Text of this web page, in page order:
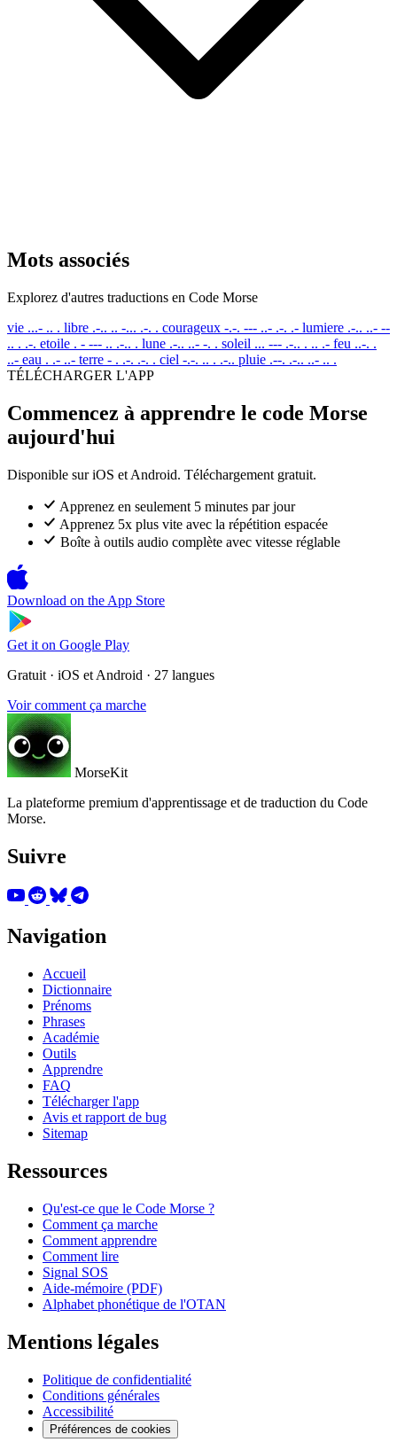
Mots associés
Explorez d'autres traductions en Code Morse
vie ...- .. . libre .-.. .. -... .-. . courageux -.-. --- ..- .-. .- lumiere .-.. ..- --
.. . .-. etoile . - --- .. .-.. . lune .-.. ..- -. . soleil ... --- .-.. . .. .- feu ..-. .
..- eau . .- ..- terre - . .-. .-. . ciel -.-. .. . .-.. pluie .--. .-.. ..- .. .
TÉLÉCHARGER L'APP
Commencez à apprendre le code Morse
aujourd'hui
Disponible sur iOS et Android. Téléchargement gratuit.
Apprenez en seulement 5 minutes par jour
Apprenez 5x plus vite avec la répétition espacée
Boîte à outils audio complète avec vitesse réglable
Download on the App Store
Get it on Google Play
Gratuit · iOS et Android · 27 langues
Voir comment ça marche
MorseKit
La plateforme premium d'apprentissage et de traduction du Code
Morse.
Suivre
Navigation
Accueil
Dictionnaire
Prénoms
Phrases
Académie
Outils
Apprendre
FAQ
Télécharger l'app
Avis et rapport de bug
Sitemap
Ressources
Qu'est-ce que le Code Morse ?
Comment ça marche
Comment apprendre
Comment lire
Signal SOS
Aide-mémoire (PDF)
Alphabet phonétique de l'OTAN
Mentions légales
Politique de confidentialité
Conditions générales
Accessibilité
Préférences de cookies